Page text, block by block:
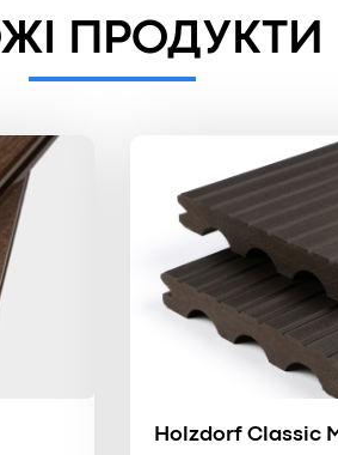
ПРОДУКТИ
Holzdorf Classic